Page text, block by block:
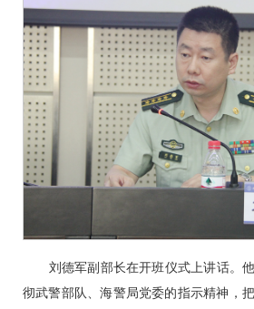
刘德军副部长在开班仪式上讲话。
彻武警部队、海警局党委的指示精神，